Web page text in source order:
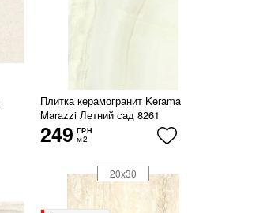
Плитка керамогранит Kerama
Marazzi Летний сад 8261
249 ГРН
м2
20x30